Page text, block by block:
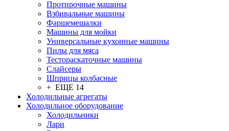
Протирочные машины
Взбивальные машины
Фаршемешалки
Машины для мойки
Универсальные кухонные машины
Пилы для мяса
Тестораскаточные машины
Слайсеры
Шприцы колбасные
+ ЕЩЕ 14
Холодильные агрегаты
Холодильное оборудование
Холодильники
Лари